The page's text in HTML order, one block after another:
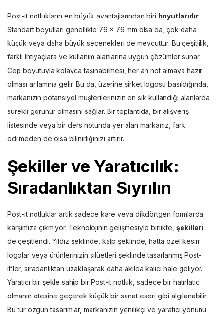
Post-it notlukların en büyük avantajlarından biri boyutlarıdır.
Standart boyutları genellikle 76 x 76 mm olsa da, çok daha
küçük veya daha büyük seçenekleri de mevcuttur. Bu çeşitlilik,
farklı ihtiyaçlara ve kullanım alanlarına uygun çözümler sunar.
Cep boyutuyla kolayca taşınabilmesi, her an not almaya hazır
olması anlamına gelir. Bu da, üzerine şirket logosu basıldığında,
markanızın potansiyel müşterilerinizin en sık kullandığı alanlarda
sürekli görünür olmasını sağlar. Bir toplantıda, bir alışveriş
listesinde veya bir ders notunda yer alan markanız, fark
edilmeden de olsa bilinirliğinizi artırır.
Şekiller ve Yaratıcılık:
Sıradanlıktan Sıyrılın
Post-it notluklar artık sadece kare veya dikdörtgen formlarda
karşımıza çıkmıyor. Teknolojinin gelişmesiyle birlikte, şekilleri
de çeşitlendi. Yıldız şeklinde, kalp şeklinde, hatta özel kesim
logolar veya ürünlerinizin silüetleri şeklinde tasarlanmış Post-
it’ler, sıradanlıktan uzaklaşarak daha akılda kalıcı hale geliyor.
Yaratıcı bir şekle sahip bir Post-it notluk, sadece bir hatırlatıcı
olmanın ötesine geçerek küçük bir sanat eseri gibi algılanabilir.
Bu tür özgün tasarımlar, markanızın yenilikçi ve yaratıcı yönünü